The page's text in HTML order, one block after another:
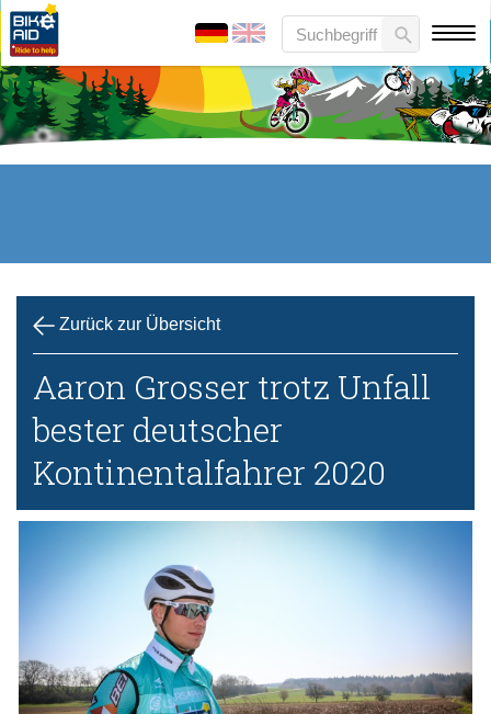
Zurück zur Übersicht
Aaron Grosser trotz Unfall
bester deutscher
Kontinentalfahrer 2020